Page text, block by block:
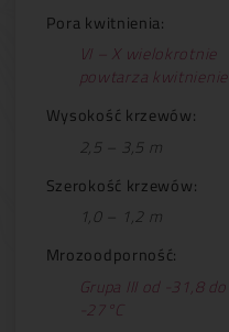
Pora kwitnienia:
VI – X wielokrotnie
powtarza kwitnienie
Wysokość krzewów:
2,5 – 3,5 m
Szerokość krzewów:
1,0 – 1,2 m
Mrozoodporność:
Grupa III od -31,8 do
-27°C